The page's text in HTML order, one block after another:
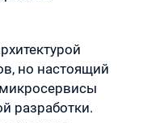
но настоящий
разработки.